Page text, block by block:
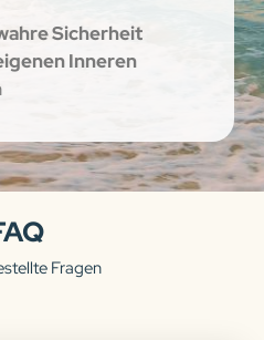
Sicherheit
Inneren
Fragen